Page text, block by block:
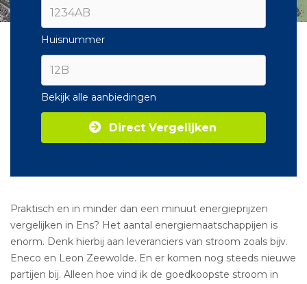
Huisnummer
Bekijk alle aanbiedingen
Direct Vergelijken
Praktisch en in minder dan een minuut energieprijzen
vergelijken in Ens? Het aantal energiemaatschappijen is
enorm. Denk hierbij aan leveranciers van stroom zoals bijv.
Eneco en Leon Zeewolde. En er komen nog steeds nieuwe
partijen bij. Alleen hoe vind ik de goedkoopste stroom in